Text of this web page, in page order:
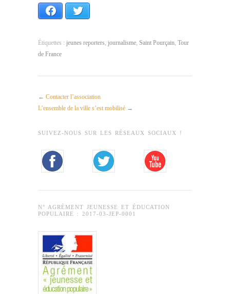
Facebook
Étiquettes : jeunes reporters journalisme Saint Pourçain Tour
de France
← Contacter l’association
L’ensemble de la ville s’est mobilisé →
SUIVEZ-NOUS SUR LES RÉSEAUX SOCIAUX !
N° AGRÉMENT JEUNESSE ET ÉDUCATION
POPULAIRE : 2017-03-JEP-0001